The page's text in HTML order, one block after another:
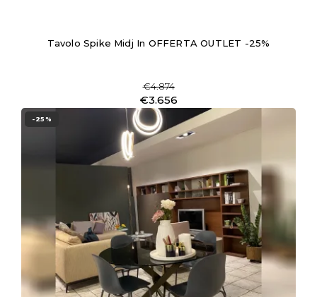
Tavolo Spike Midj In OFFERTA OUTLET -25%
€4.874
€3.656
-25%